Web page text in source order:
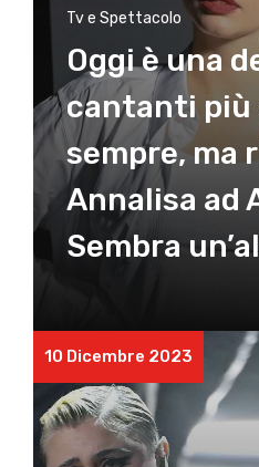
Tv e Spettacolo
Oggi è una
cantanti più
sempre, ma
Annalisa ad
Sembra
10 Dicembre 2023